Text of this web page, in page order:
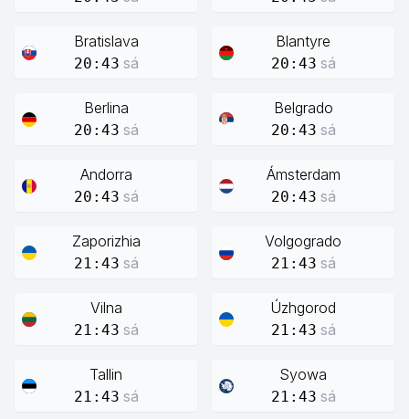
Bratislava
20:43 sá
Blantyre
20:43 sá
Berlina
20:43 sá
Belgrado
20:43 sá
Andorra
20:43 sá
Ámsterdam
20:43 sá
Zaporizhia
21:43 sá
Volgogrado
21:43 sá
Vilna
21:43 sá
Úzhgorod
21:43 sá
Tallin
21:43 sá
Syowa
21:43 sá